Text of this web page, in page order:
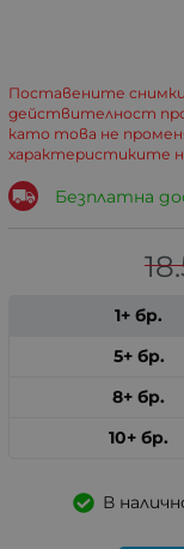
Поставените
действителност
като това не
характеристиките
Безплатна
1+ бр.
5+ бр.
8+ бр.
10+ бр.
В